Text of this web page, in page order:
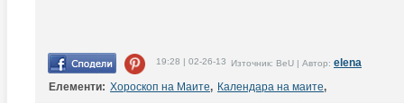
19:28 | 02-26-13 Източник: BeU | Автор: elena
Елементи: Хороскоп на Маите, Календара на маите,